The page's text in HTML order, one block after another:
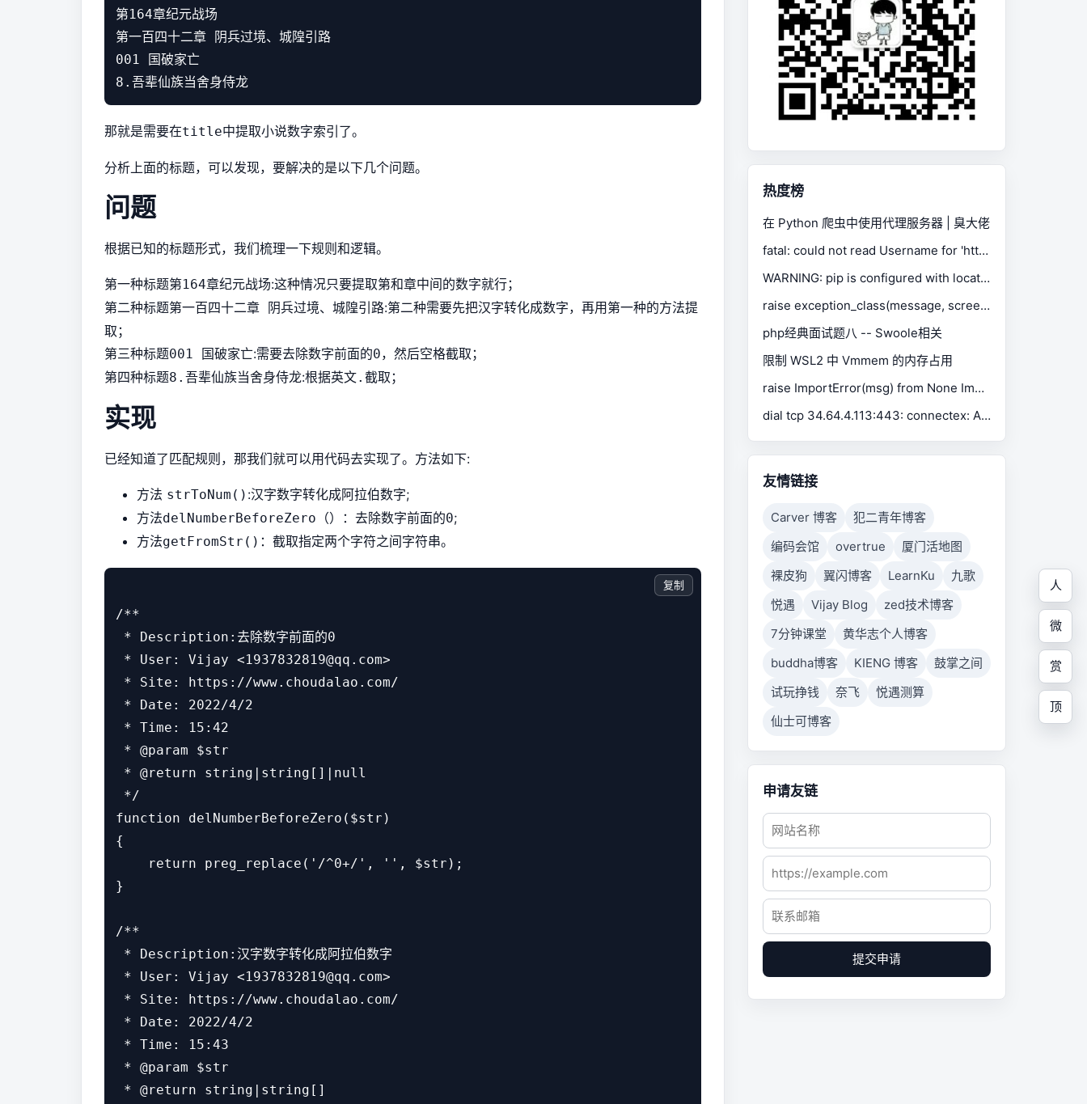
第164章纪元战场
第一百四十二章 阴兵过境、城隍引路
001 国破家亡
那就是需要在title中提取小说数字索引了。
分析上面的标题，可以发现，要解决的是以下几个问题。
问题
根据已知的标题形式，我们梳理一下规则和逻辑。
第一种标题第164章纪元战场:这种情况只要提取第和章中间的数字就行；
第二种标题第一百四十二章 阴兵过境、城隍引路:第二种需要先把汉字转化成数字，再用第一种的方法提
取；
第三种标题001 国破家亡:需要去除数字前面的0，然后空格截取；
第四种标题8.吾辈仙族当舍身侍龙:根据英文. 截取；
实现
已经知道了匹配规则，那我们就可以用代码去实现了。方法如下:
方法 strToNum() :汉字数字转化成阿拉伯数字;
方法delNumberBeforeZero（） ：去除数字前面的0;
方法getFromStr() ：截取指定两个字符之间字符串。
/**
* Description:去除数字前面的0
* User: Vijay <1937832819@qq.com>
* Site: https://www.choudalao.com/
* Date: 2022/4/2
* Time: 15:42
* @param $str
* @return string|string[]|null
*/
function delNumberBeforeZero($str)
{
    return preg_replace('/^0+/', '', $str);
}
/**
* Description:汉字数字转化成阿拉伯数字
* User: Vijay <1937832819@qq.com>
* Site: https://www.choudalao.com/
* Date: 2022/4/2
* Time: 15:43
* @param $str
* @return string|string[]
复制
热度榜
在 Python 爬虫中使用代理服务器 | 臭大佬
fatal: could not read Username for 'https://gitee.com': No such device or address
WARNING: pip is configured with locations that require TLS/SSL, however the ssl module in Python is not available.
raise exception_class(message, screen, stacktrace) selenium.common.exceptions.SessionNotCreatedException
php经典面试题八 -- Swoole相关
限制 WSL2 中 Vmmem 的内存占用
raise ImportError(msg) from None ImportError: Missing optional dependency 'xlrd'. Install xlrd >= 1.0.0 for Excel support Use pip or conda to install xlrd.
dial tcp 34.64.4.113:443: connectex: A connection attempt failed because the connected party did not properly respond after a period of time, or established connection failed because connected host has failed to respond.
友情链接
Carver 博客
犯二青年博客
编码会馆
overtrue
厦门活地图
裸皮狗
翼闪博客 LearnKu
九歌
悦遇
Vijay Blog
zed技术博客
7分钟课堂
黄华志个人博客
buddha博客
KIENG 博客
鼓掌之间
试玩挣钱
奈飞
悦遇测算
仙士可博客
申请友链
提交申请
人
微
赏
顶